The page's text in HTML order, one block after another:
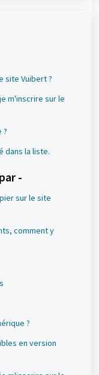
site Vuibert ?
m'inscrire sur le
?
dans la liste.
-
sur le site
comment y
?
en version